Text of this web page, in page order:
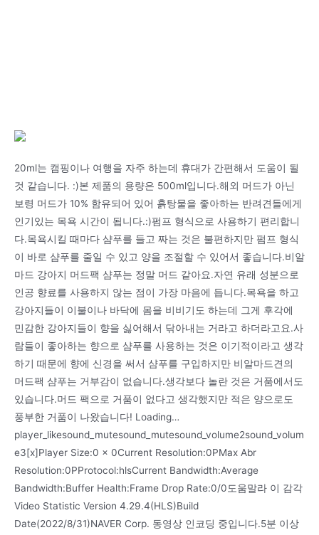
20ml는 캠핑이나 여행을 자주 하는데 휴대가 간편해서 도움이 될
것 같습니다. :)본 제품의 용량은 500ml입니다.해외 머드가 아닌
보령 머드가 10% 함유되어 있어 흙탕물을 좋아하는 반려견들에게
인기있는 목욕 시간이 됩니다.:)펌프 형식으로 사용하기 편리합니
다.목욕시킬 때마다 샴푸를 들고 짜는 것은 불편하지만 펌프 형식
이 바로 샴푸를 줄일 수 있고 양을 조절할 수 있어서 좋습니다.비알
마드 강아지 머드팩 샴푸는 정말 머드 같아요.자연 유래 성분으로
인공 향료를 사용하지 않는 점이 가장 마음에 듭니다.목욕을 하고
강아지들이 이불이나 바닥에 몸을 비비기도 하는데 그게 후각에
민감한 강아지들이 향을 싫어해서 닦아내는 거라고 하더라고요.사
람들이 좋아하는 향으로 샴푸를 사용하는 것은 이기적이라고 생각
하기 때문에 향에 신경을 써서 샴푸를 구입하지만 비알마드견의
머드팩 샴푸는 거부감이 없습니다.생각보다 놀란 것은 거품에서도
있습니다.머드 팩으로 거품이 없다고 생각했지만 적은 양으로도
풍부한 거품이 나왔습니다! Loading…
player_likesound_mutesound_mutesound_volume2sound_volum
e3[x]Player Size:0 x 0Current Resolution:0PMax Abr
Resolution:0PProtocol:hlsCurrent Bandwidth:Average
Bandwidth:Buffer Health:Frame Drop Rate:0/0도움말라 이 감각
Video Statistic Version 4.29.4(HLS)Build
Date(2022/8/31)NAVER Corp. 동영상 인코딩 중입니다.5분 이상